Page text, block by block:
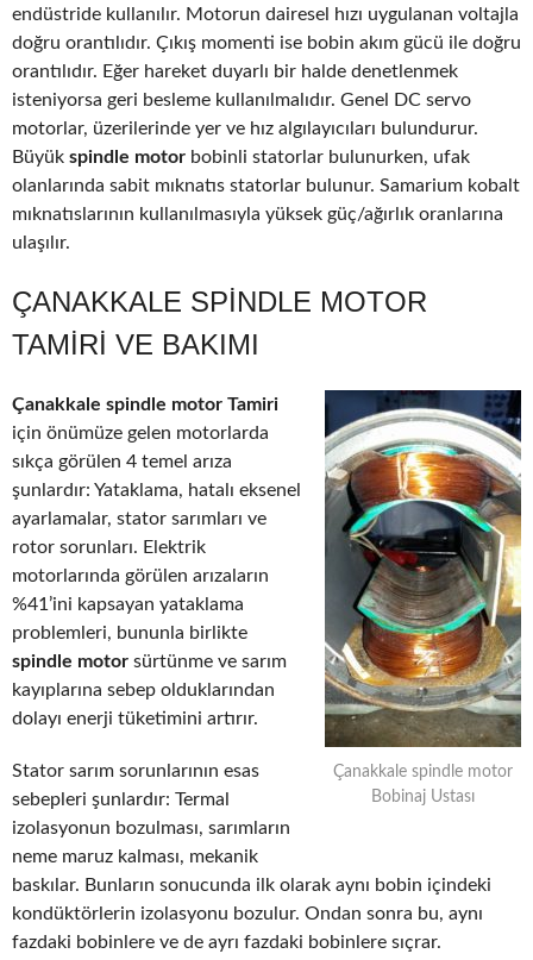
endüstride kullanılır. Motorun dairesel hızı uygulanan voltajla
doğru orantılıdır. Çıkış momenti ise bobin akım gücü ile doğru
orantılıdır. Eğer hareket duyarlı bir halde denetlenmek
isteniyorsa geri besleme kullanılmalıdır. Genel DC servo
motorlar, üzerilerinde yer ve hız algılayıcıları bulundurur.
Büyük spindle motor bobinli statorlar bulunurken, ufak
olanlarında sabit mıknatıs statorlar bulunur. Samarium kobalt
mıknatıslarının kullanılmasıyla yüksek güç/ağırlık oranlarına
ulaşılır.
ÇANAKKALE SPINDLE MOTOR
TAMIRI VE BAKIMI
Çanakkale spindle motor
Bobinaj Ustası
Çanakkale spindle motor Tamiri
için önümüze gelen motorlarda
sıkça görülen 4 temel arıza
şunlardır: Yataklama, hatalı eksenel
ayarlamalar, stator sarımları ve
rotor sorunları. Elektrik
motorlarında görülen arızaların
%41’ini kapsayan yataklama
problemleri, bununla birlikte
spindle motor sürtünme ve sarım
kayıplarına sebep olduklarından
dolayı enerji tüketimini artırır.
Stator sarım sorunlarının esas
sebepleri şunlardır: Termal
izolasyonun bozulması, sarımların
neme maruz kalması, mekanik
baskılar. Bunların sonucunda ilk olarak aynı bobin içindeki
kondüktörlerin izolasyonu bozulur. Ondan sonra bu, aynı
fazdaki bobinlere ve de ayrı fazdaki bobinlere sıçrar.